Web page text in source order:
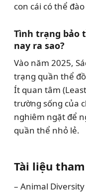
con cái có thể
Tình trạng bảo
nay ra sao?
Vào năm 2025,
trạng quần thể
Ít quan tâm
trường sống của
nghiêm ngặt để
quần thể nhỏ lẻ.
Tài liệu
– Animal